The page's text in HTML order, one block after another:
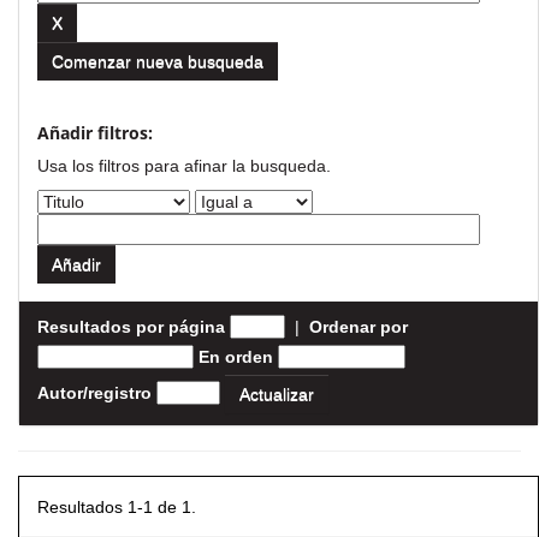
Comenzar nueva busqueda
Añadir filtros:
Usa los filtros para afinar la busqueda.
Resultados por página | Ordenar por
En orden
Autor/registro
Resultados 1-1 de 1.